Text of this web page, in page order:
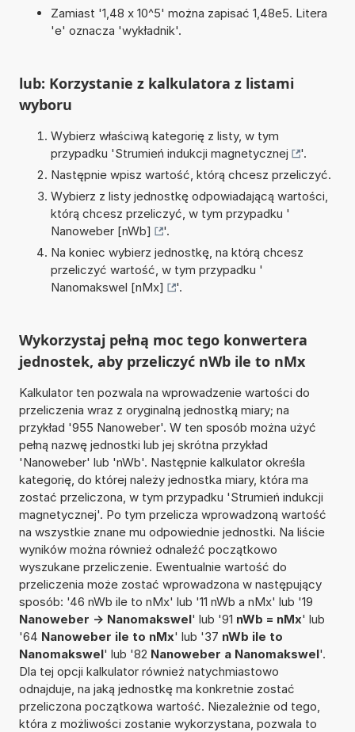
Zamiast '1,48 x 10^5' można zapisać 1,48e5. Litera
'e' oznacza 'wykładnik'.
lub: Korzystanie z kalkulatora z listami
wyboru
Wybierz właściwą kategorię z listy, w tym
przypadku 'Strumień indukcji magnetycznej
'.
Następnie wpisz wartość, którą chcesz przeliczyć.
Wybierz z listy jednostkę odpowiadającą wartości,
którą chcesz przeliczyć, w tym przypadku '
Nanoweber [nWb]
'.
Na koniec wybierz jednostkę, na którą chcesz
przeliczyć wartość, w tym przypadku '
Nanomakswel [nMx]
'.
Wykorzystaj pełną moc tego konwertera
jednostek, aby przeliczyć nWb ile to nMx
Kalkulator ten pozwala na wprowadzenie wartości do
przeliczenia wraz z oryginalną jednostką miary; na
przykład '955 Nanoweber'. W ten sposób można użyć
pełną nazwę jednostki lub jej skrótna przykład
'Nanoweber' lub 'nWb'. Następnie kalkulator określa
kategorię, do której należy jednostka miary, która ma
zostać przeliczona, w tym przypadku 'Strumień indukcji
magnetycznej'. Po tym przelicza wprowadzoną wartość
na wszystkie znane mu odpowiednie jednostki. Na liście
wyników można również odnaleźć początkowo
wyszukane przeliczenie. Ewentualnie wartość do
przeliczenia może zostać wprowadzona w następujący
sposób: '46 nWb ile to nMx' lub '11 nWb a nMx' lub '19
Nanoweber -> Nanomakswel' lub '91 nWb = nMx' lub
'64 Nanoweber ile to nMx' lub '37 nWb ile to
Nanomakswel' lub '82 Nanoweber a Nanomakswel'.
Dla tej opcji kalkulator również natychmiastowo
odnajduje, na jaką jednostkę ma konkretnie zostać
przeliczona początkowa wartość. Niezależnie od tego,
która z możliwości zostanie wykorzystana, pozwala to